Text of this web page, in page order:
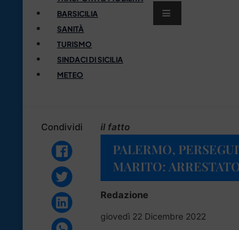
BARSICILIA
SANITÀ
TURISMO
SINDACI DI SICILIA
METEO
Condividi il fatto
PALERMO,
MARITO:
Redazione
giovedì 22 Dicembre 2022